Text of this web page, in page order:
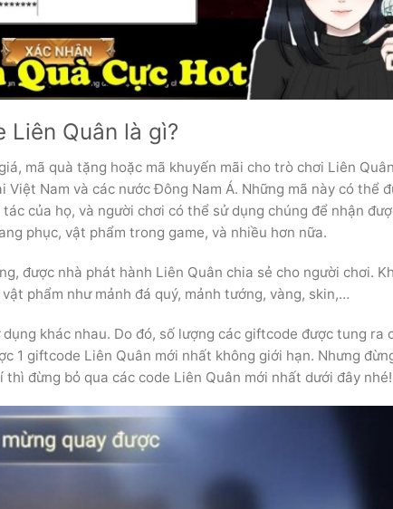
Liên Quân là gì?
mã quà tặng hoặc mã khuyến mãi cho trò chơi Liên
Nam và các nước Đông Nam Á. Những mã này có thể
của họ, và người chơi có thể sử dụng chúng để nhận
phục, vật phẩm trong game, và nhiều hơn nữa.
được nhà phát hành Liên Quân chia sẻ cho người chơi.
phẩm như mảnh đá quý, mảnh tướng, vàng, skin,…
khác nhau. Do đó, số lượng các giftcode được tung ra
1 giftcode Liên Quân mới nhất không giới hạn. Nhưng
đừng bỏ qua các code Liên Quân mới nhất dưới đây nhé!